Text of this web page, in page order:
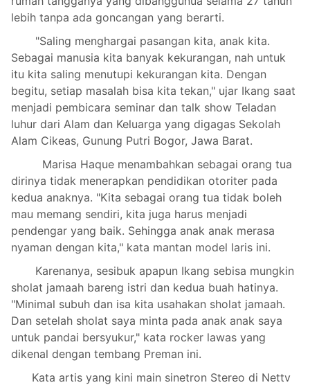
lebih tanpa ada goncangan yang berarti.
"Saling menghargai pasangan kita, anak kita.
Sebagai manusia kita banyak kekurangan, nah untuk
itu kita saling menutupi kekurangan kita. Dengan
begitu, setiap masalah bisa kita tekan," ujar Ikang saat
menjadi pembicara seminar dan talk show Teladan
luhur dari Alam dan Keluarga yang digagas Sekolah
Alam Cikeas, Gunung Putri Bogor, Jawa Barat.
Marisa Haque menambahkan sebagai orang tua
dirinya tidak menerapkan pendidikan otoriter pada
kedua anaknya. "Kita sebagai orang tua tidak boleh
mau memang sendiri, kita juga harus menjadi
pendengar yang baik. Sehingga anak anak merasa
nyaman dengan kita," kata mantan model laris ini.
Karenanya, sesibuk apapun Ikang sebisa mungkin
sholat jamaah bareng istri dan kedua buah hatinya.
"Minimal subuh dan isa kita usahakan sholat jamaah.
Dan setelah sholat saya minta pada anak anak saya
untuk pandai bersyukur," kata rocker lawas yang
dikenal dengan tembang Preman ini.
Kata artis yang kini main sinetron Stereo di Nettv